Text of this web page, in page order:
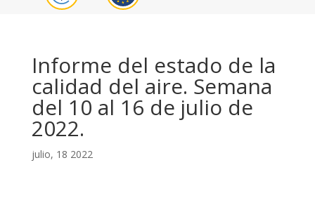
Informe del estado de la
calidad del aire. Semana
del 10 al 16 de julio de
2022.
julio, 18 2022